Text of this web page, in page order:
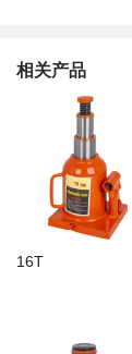
相关产品
16T